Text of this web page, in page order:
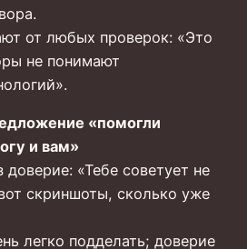
от любых проверок: «Это
не понимают
«помогли
и вам»
«Тебе советует не
скриншоты, сколько уже
легко подделать; доверие